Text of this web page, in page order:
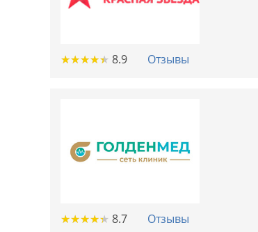
★★★★★
★★★★★ 8.9 Отзывы
★★★★★
★★★★★ 8.7 Отзывы